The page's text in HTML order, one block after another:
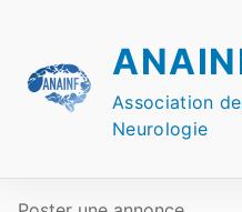
content
Association
Neurologie